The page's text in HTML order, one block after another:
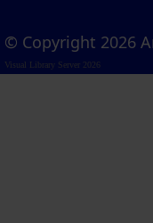
© Copyright 2026
Visual Library Server 2026